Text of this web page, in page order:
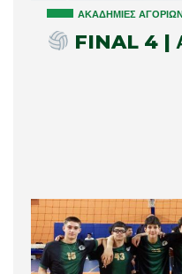
ΑΚΑΔΗΜΊΕΣ
FINAL 4 |